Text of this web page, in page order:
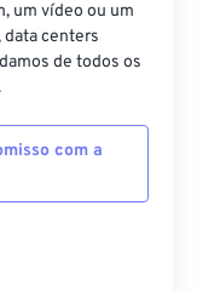
um vídeo ou um
data centers
de todos os
com a